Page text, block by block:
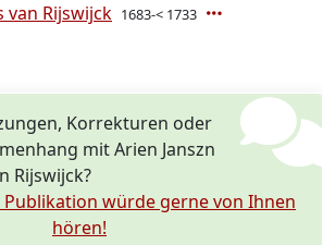
van Rijswijck 1683-< 1733
Korrekturen oder
mit Arien Janszn
Rijswijck?
würde gerne von Ihnen
hören!